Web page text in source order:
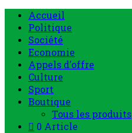
Accueil
Politique
Société
Economie
Appels d’offre
Culture
Sport
Boutique
Tous les produits
0 Article